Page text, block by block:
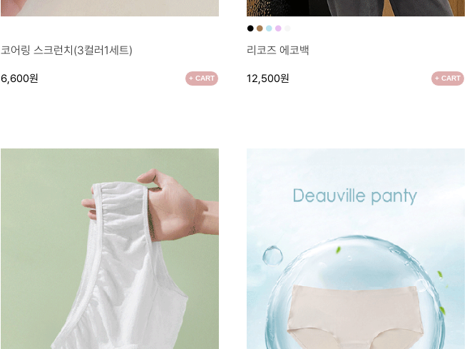
코어링 스크런치(3컬러1세트)
6,600원 + CART
● ● ● ●
리코즈 에코백
12,500원 + CART